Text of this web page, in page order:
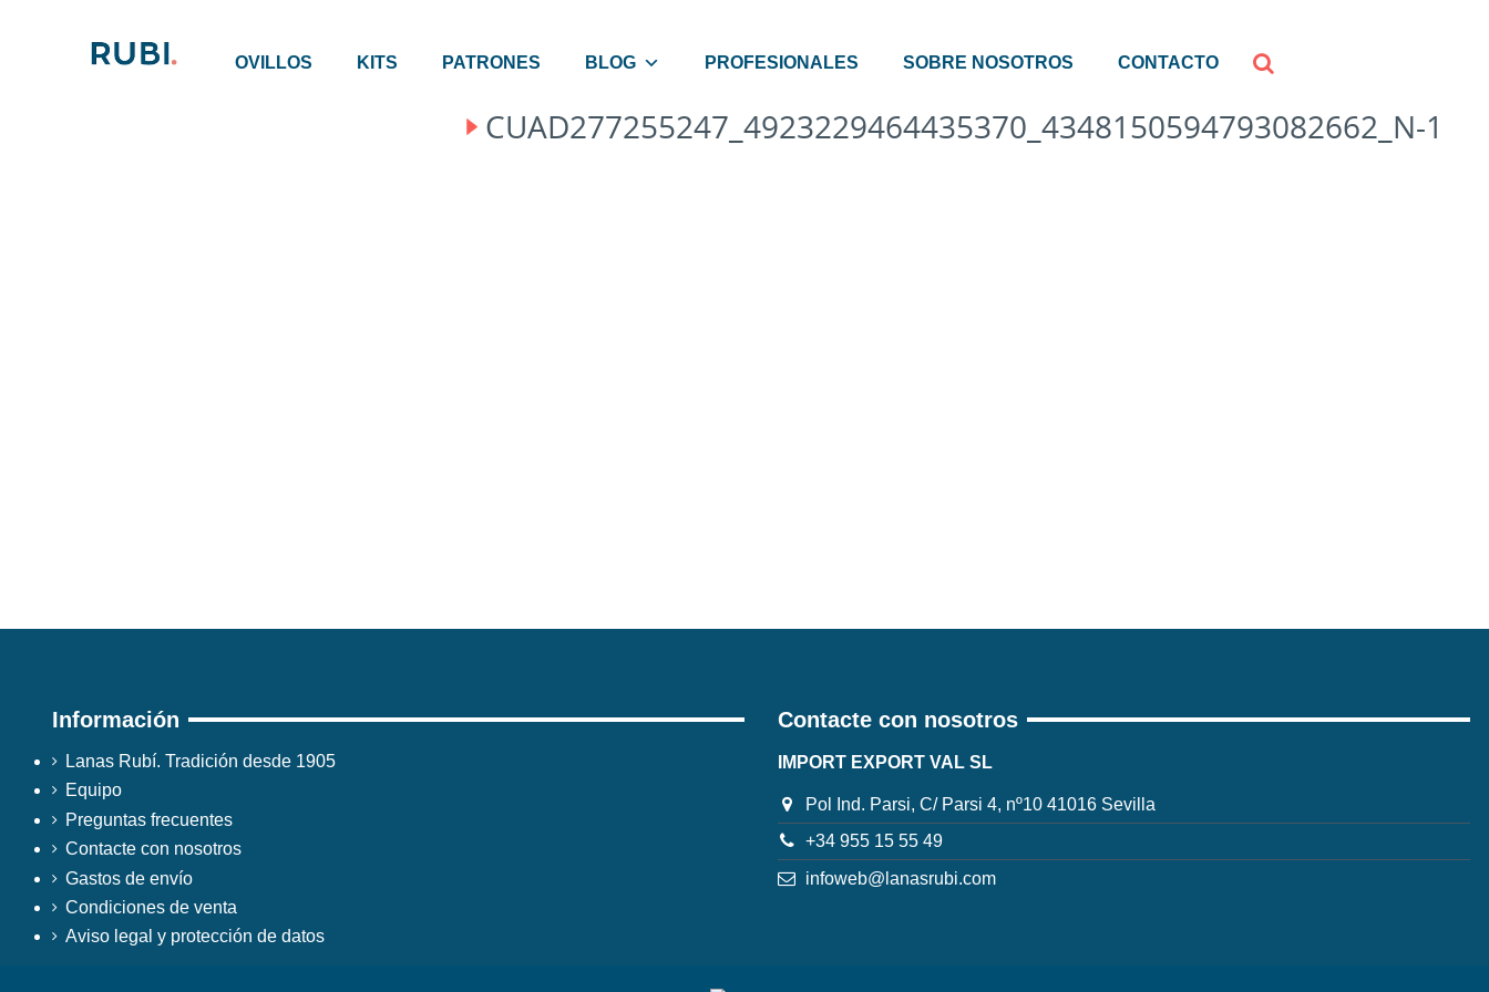
OVILLOS KITS PATRONES BLOG PROFESIONALES SOBRE NOSOTROS CONTACTO
CUAD277255247_4923229464435370_4348150594793082662_N-1
Información
Lanas Rubí. Tradición desde 1905
Equipo
Preguntas frecuentes
Contacte con nosotros
Gastos de envío
Condiciones de venta
Aviso legal y protección de datos
Contacte con nosotros
IMPORT EXPORT VAL SL
Pol Ind. Parsi, C/ Parsi 4, nº10 41016 Sevilla
+34 955 15 55 49
infoweb@lanasrubi.com